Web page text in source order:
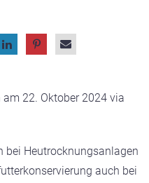
22. Oktober 2024 via
bei Heutrocknungsanlagen
auch bei